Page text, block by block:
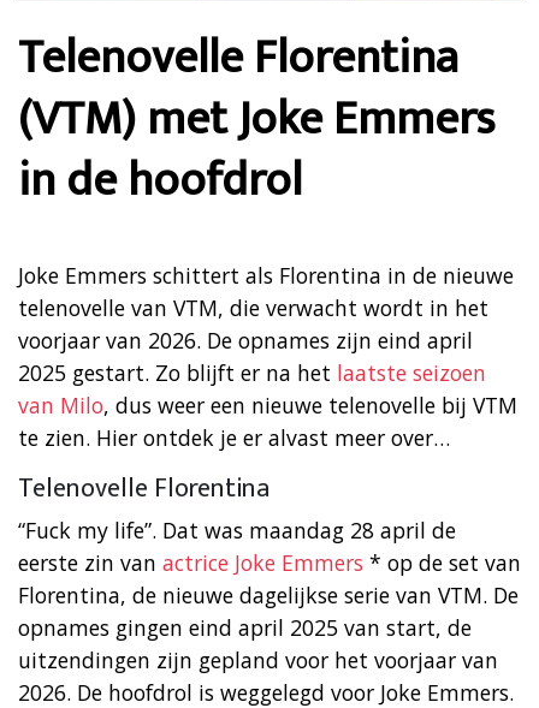
Telenovelle Florentina
(VTM) met Joke Emmers
in de hoofdrol
Joke Emmers schittert als Florentina in de nieuwe
telenovelle van VTM, die verwacht wordt in het
voorjaar van 2026. De opnames zijn eind april
2025 gestart. Zo blijft er na het laatste seizoen
van Milo, dus weer een nieuwe telenovelle bij VTM
te zien. Hier ontdek je er alvast meer over…
Telenovelle Florentina
“Fuck my life”. Dat was maandag 28 april de
eerste zin van actrice Joke Emmers * op de set van
Florentina, de nieuwe dagelijkse serie van VTM. De
opnames gingen eind april 2025 van start, de
uitzendingen zijn gepland voor het voorjaar van
2026. De hoofdrol is weggelegd voor Joke Emmers.